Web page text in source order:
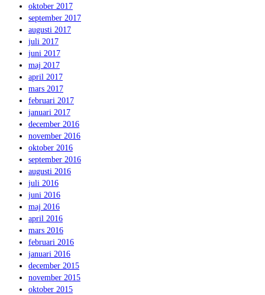
oktober 2017
september 2017
augusti 2017
juli 2017
juni 2017
maj 2017
april 2017
mars 2017
februari 2017
januari 2017
december 2016
november 2016
oktober 2016
september 2016
augusti 2016
juli 2016
juni 2016
maj 2016
april 2016
mars 2016
februari 2016
januari 2016
december 2015
november 2015
oktober 2015